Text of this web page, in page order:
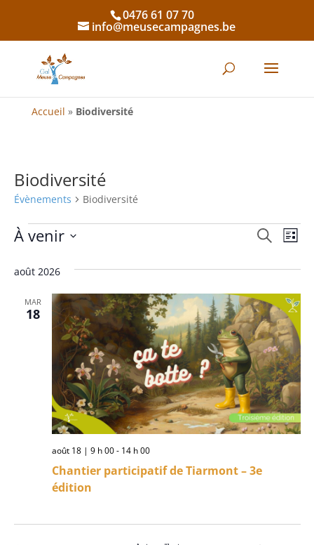
0476 61 07 70
info@meusecampagnes.be
Accueil » Biodiversité
Biodiversité
Évènements Biodiversité
Évènements
et
de
vues
Recherche
Liste
À venir
une
août 2026
MAR
18
Chantier participatif de Tiarmont – 3e
édition
août 18 | 9 h 00- 14 h 00